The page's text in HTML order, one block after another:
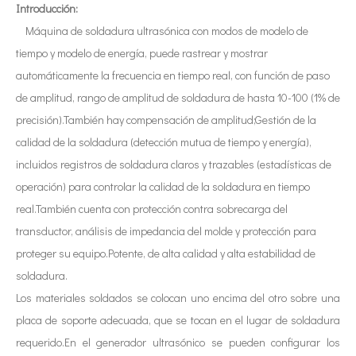
La aplicación de la ultrasónica en la industria de la costura refleja
Introducción:
Máquina de soldadura ultrasónica con modos de modelo de
tiempo y modelo de energía, puede rastrear y mostrar
automáticamente la frecuencia en tiempo real, con función de paso
de amplitud, rango de amplitud de soldadura de hasta 10-100 (1% de
precisión).También hay compensación de amplitud;Gestión de la
calidad de la soldadura (detección mutua de tiempo y energía),
incluidos registros de soldadura claros y trazables (estadísticas de
operación) para controlar la calidad de la soldadura en tiempo
real.También cuenta con protección contra sobrecarga del
transductor, análisis de impedancia del molde y protección para
proteger su equipo.Potente, de alta calidad y alta estabilidad de
soldadura.
Los materiales soldados se colocan uno encima del otro sobre una
placa de soporte adecuada, que se tocan en el lugar de soldadura
requerido.En el generador ultrasónico se pueden configurar los